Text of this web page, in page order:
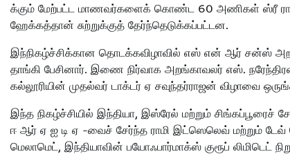
க்கும் மேற்பட்ட மாணவர்களைக் கொண்ட 60 அணிகள் ஸ்ரீ
ஹேக்கத்தான் சுற்றுக்குத் தேர்ந்தெடுக்கப்பட்டன.
இந்நிகழ்ச்சிக்கான தொடக்கவிழாவில் எஸ் என் ஆர் சன்ஸ்
தாங்கி பேசினார். இணை நிர்வாக அறங்காவலர் எஸ்.
கல்லூரியின் முதல்வர் டாக்டர் ஏ சவுந்தர்ராஜன் விழாவை
இந்த நிகழ்ச்சியில் இந்தியா, இஸ்ரேல் மற்றும் சிங்கப்பூரைச்
ஈ ஆர் ஏ ஐ டி ஏ -வைச் சேர்ந்த ராமி இட்ஸெலெவ் மற்றும் டேவ்
மெலாமெட், இந்தியாவின் பயோஃபார்மாக்ஸ் குரூப்